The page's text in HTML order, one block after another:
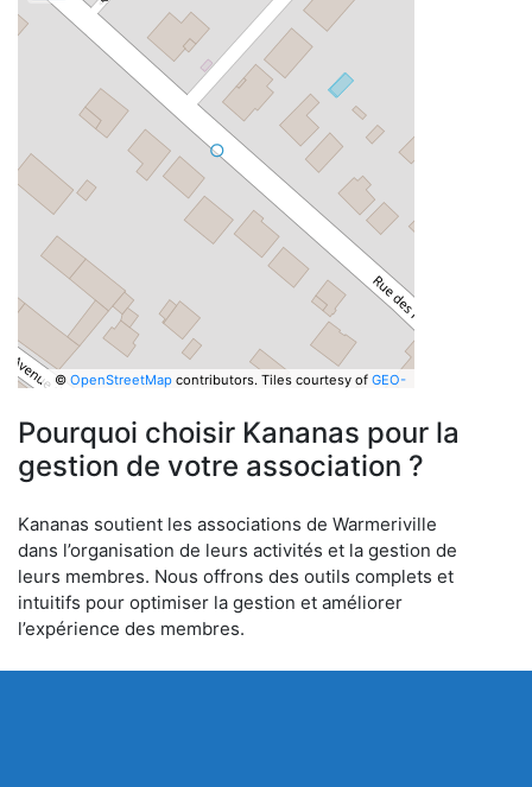
© OpenStreetMapcontributors. Tiles courtesy of GEO-
Pourquoi choisir Kananas pour la
gestion de votre association ?
Kananas soutient les associations de Warmeriville
dans l’organisation de leurs activités et la gestion de
leurs membres. Nous offrons des outils complets et
intuitifs pour optimiser la gestion et améliorer
l’expérience des membres.